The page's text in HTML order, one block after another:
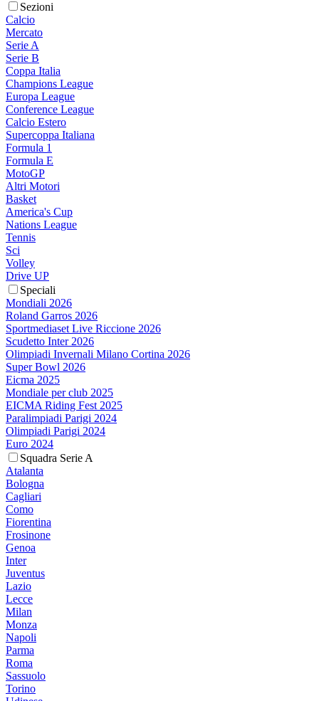
Sezioni
Calcio
Mercato
Serie A
Serie B
Coppa Italia
Champions League
Europa League
Conference League
Calcio Estero
Supercoppa Italiana
Formula 1
Formula E
MotoGP
Altri Motori
Basket
America's Cup
Nations League
Tennis
Sci
Volley
Drive UP
Speciali
Mondiali 2026
Roland Garros 2026
Sportmediaset Live Riccione 2026
Scudetto Inter 2026
Olimpiadi Invernali Milano Cortina 2026
Super Bowl 2026
Eicma 2025
Mondiale per club 2025
EICMA Riding Fest 2025
Paralimpiadi Parigi 2024
Olimpiadi Parigi 2024
Euro 2024
Squadra Serie A
Atalanta
Bologna
Cagliari
Como
Fiorentina
Frosinone
Genoa
Inter
Juventus
Lazio
Lecce
Milan
Monza
Napoli
Parma
Roma
Sassuolo
Torino